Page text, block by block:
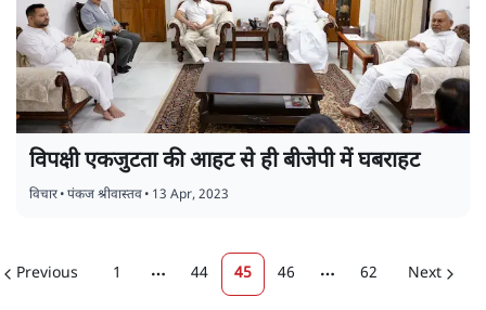
विपक्षी एकजुटता की आहट से ही बीजेपी में घबराहट
विचार•पंकज श्रीवास्तव• 13 Apr, 2023
Previous 1 More pages
44 45 46 More pages
62 Next